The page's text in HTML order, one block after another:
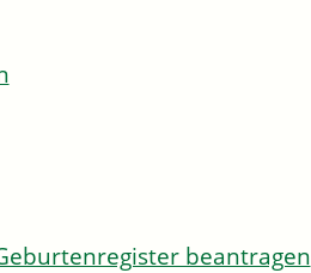
beantragen